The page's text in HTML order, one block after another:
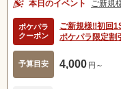
本日のイベント ご新規
ポケパラ
クーポン
ご新規様‼️初回
ポケパラ限定割
予算目安 4,000 円～